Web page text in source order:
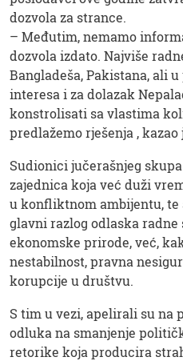
dozvola za strance.
– Međutim, nemamo
dozvola izdato. Najviše
Bangladeša, Pakistana, ali
interesa i za dolazak
konstrolisati sa vlastima
predlažemo rješenja ,
Sudionici jučerašnjeg
zajednica koja već duži
u konfliktnom ambijentu,
glavni razlog odlaska radne
ekonomske prirode, već,
nestabilnost, pravna
korupcije u društvu.
S tim u vezi, apelirali su na
odluka na smanjenje
retorike koja producira